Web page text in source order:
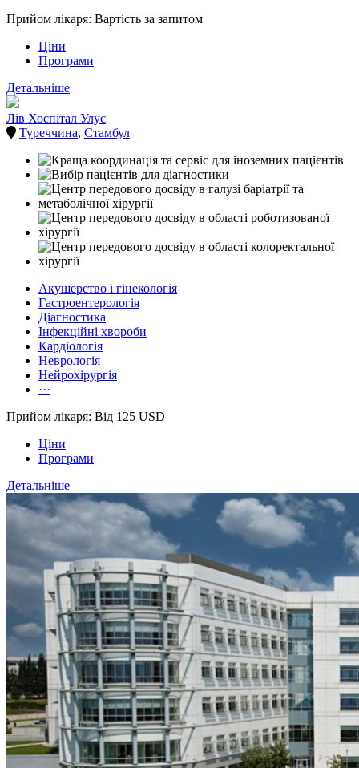
Прийом лікаря: Вартість за запитом
Ціни
Програми
Детальніше
Лів Хоспітал Улус
Туреччина, Стамбул
Акушерство і гінекологія
Гастроентерологія
Діагностика
Інфекційні хвороби
Кардіологія
Неврологія
Нейрохірургія
···
Прийом лікаря: Від 125 USD
Ціни
Програми
Детальніше